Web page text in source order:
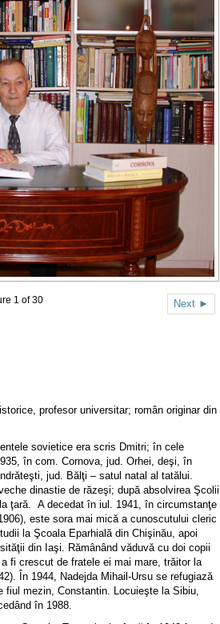
Next ►
1 of 30
profesor universitar; român originar din
sovietice era scris Dmitri; în cele
în com. Cornova, jud. Orhei, deşi, în
jud. Bălţi – satul natal al tatălui.
dinastie de răzeşi; după absolvirea Şcolii
ţară. A decedat în iul. 1941, în circumstanţe
este sora mai mică a cunoscutului cleric
la Şcoala Eparhială din Chişinău, apoi
din Iaşi. Rămânând văduvă cu doi copii
fi crescut de fratele ei mai mare, trăitor la
În 1944, Nadejda Mihail-Ursu se refugiază
mezin, Constantin. Locuieşte la Sibiu,
în 1988.